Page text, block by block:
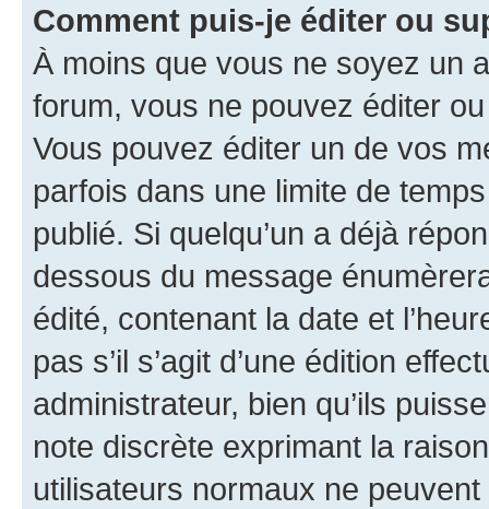
Comment puis-je éditer ou
À moins que vous ne soyez un
forum, vous ne pouvez éditer
Vous pouvez éditer un de vos
parfois dans une limite de
publié. Si quelqu’un a déjà
dessous du message
édité, contenant la date et
pas s’il s’agit d’une édition
administrateur, bien qu’ils
note discrète exprimant la
utilisateurs normaux ne